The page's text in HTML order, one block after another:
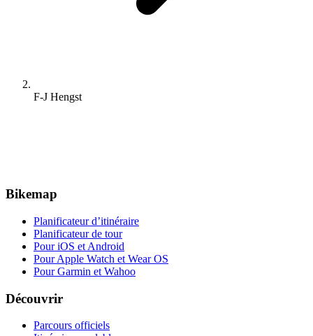
F-J Hengst
Bikemap
Planificateur d’itinéraire
Planificateur de tour
Pour iOS et Android
Pour Apple Watch et Wear OS
Pour Garmin et Wahoo
Découvrir
Parcours officiels